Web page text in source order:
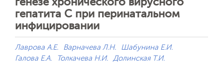
гепатита С при перинатальном
инфицировании
Лаврова А.Е. Варначева Л.Н.
Шабунина Е.И.
Галова Е.А.
Толкачева Н.И. Долинская Т.И.